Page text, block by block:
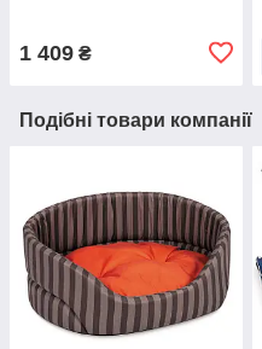
1 409 ₴
Подібні товари компанії